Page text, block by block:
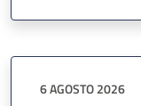
6 AGOSTO 2026